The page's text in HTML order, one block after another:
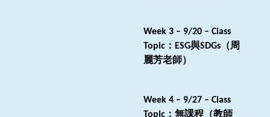
Week 3 – 9/20 – Class
Topic ： ESG與SDGs （周
麗芳老師）
Week 4 – 9/27 – Class
Topic ：無課程（教師